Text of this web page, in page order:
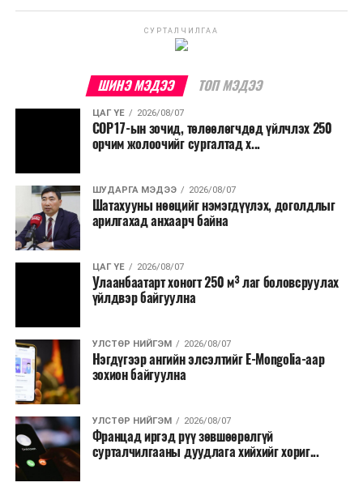
СУРТАЛЧИЛГАА
ШИНЭ МЭДЭЭ ТОП МЭДЭЭ
ЦАГ ҮЕ 2026/08/07
COP17-ын зочид, төлөөлөгчдөд үйлчлэх 250
орчим жолоочийг сургалтад х...
ШУДАРГА МЭДЭЭ 2026/08/07
Шатахууны нөөцийг нэмэгдүүлэх, доголдлыг
арилгахад анхаарч байна
ЦАГ ҮЕ 2026/08/07
Улаанбаатарт хоногт 250 м³ лаг боловсруулах
үйлдвэр байгуулна
УЛСТӨР НИЙГЭМ 2026/08/07
Нэгдүгээр ангийн элсэлтийг E-Mongolia-аар
зохион байгуулна
УЛСТӨР НИЙГЭМ 2026/08/07
Францад иргэд рүү зөвшөөрөлгүй
сурталчилгааны дуудлага хийхийг хориг...